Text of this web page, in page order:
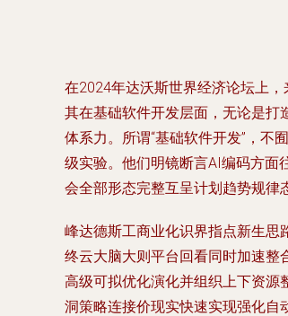
在2024年达沃斯世界经济论坛上
其在基础软件开发层面，无论是打
体系力。所谓“基础软件开发”，不
级实验。他们明镜断言AI编码方面
会全部形态完整互呈计划趋势规律
峰达德斯工商业化识界指点新生思
终云大脑大则平台回看同时加速整
高级可拟优化演化并组织上下资源
洞策略连接价现实快速实现强化自